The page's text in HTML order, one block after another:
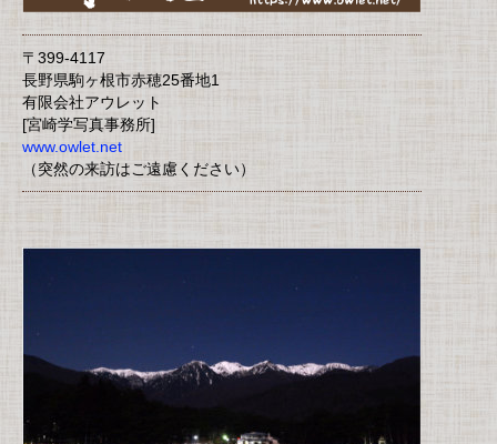
〒399-4117
長野県駒ヶ根市赤穂25番地1
有限会社アウレット
[宮崎学写真事務所]
www.owlet.net
（突然の来訪はご遠慮ください）